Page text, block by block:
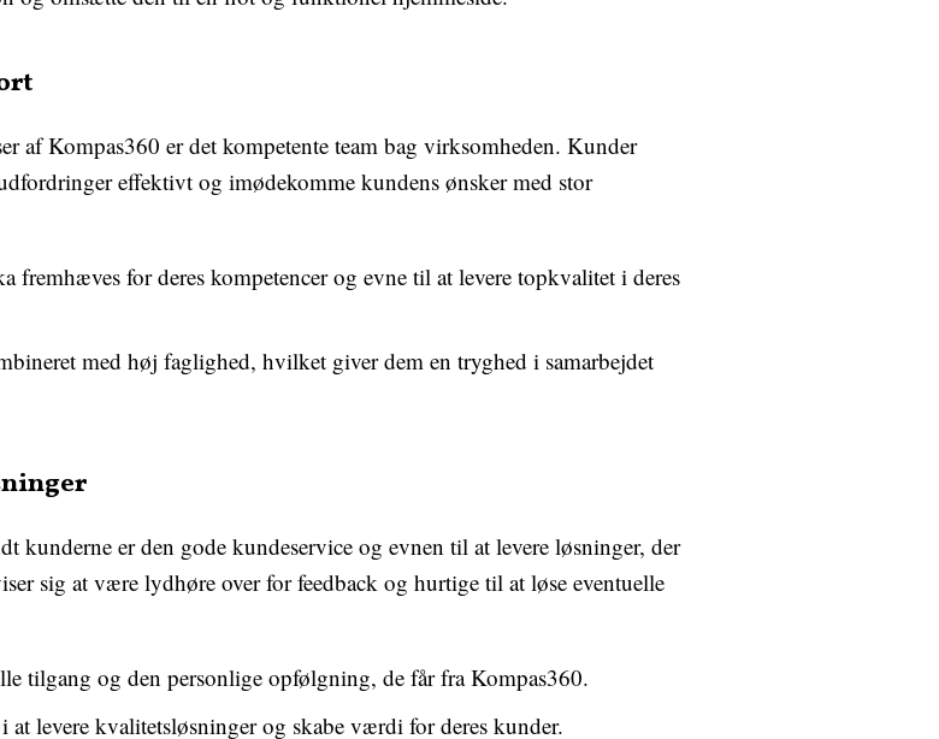
af Kompas360 er det kompetente team bag virksomheden. Kunder
effektivt og imødekomme kundens ønsker med stor
for deres kompetencer og evne til at levere topkvalitet i deres
med høj faglighed, hvilket giver dem en tryghed i samarbejdet
kunderne er den gode kundeservice og evnen til at levere løsninger, der
sig at være lydhøre over for feedback og hurtige til at løse eventuelle
tilgang og den personlige opfølgning, de får fra Kompas360.
levere kvalitetsløsninger og skabe værdi for deres kunder.